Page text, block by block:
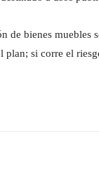
de bienes muebles
si corre el